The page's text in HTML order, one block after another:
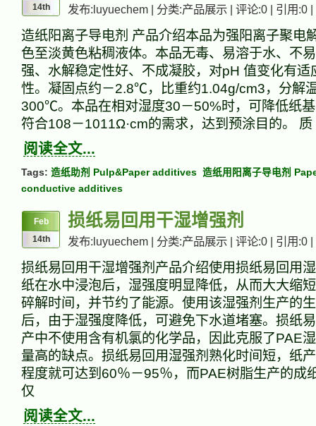
14th
发布:luyuechem | 分类:产品展示 | 评论:0 | 引用:0 |
造纸阳离子导电剂 产品介绍本品为强阳离子聚电
色至淡黄色粘稠液体。本品无毒、易溶于水、不
强、水解稳定性好、不成凝胶，对pH 值变化有适
性。凝固点约－2.8℃，比重约1.04g/cm3，分解
300℃。本品在相对湿度30－50%时，可降低纸
符合108－1011Ω·cm的需求，达到预涂目的。 质
阅读全文...
Tags: 造纸助剂 Pulp&Paper additives 造纸用阳离子导电剂
conductive additives
Feb
14th
损纸易回用干湿增强剂
发布:luyuechem | 分类:产品展示 | 评论:0 | 引用:0 |
损纸易回用干湿增强剂产品介绍使用损纸易回用
纸在水中浸泡后，湿强度明显降低，从而大大缩
碎解时间，并节约了能源。使用该湿强剂生产的
后，由于湿强度降低，可避免下水道堵塞。损纸
产中不使用含有机氯的化学品，因此克服了PAE
量高的缺点。损纸易回用湿强剂熟化时间短，纸
程度就可达到60％－95％，而PAE树脂生产的成
仅
阅读全文...